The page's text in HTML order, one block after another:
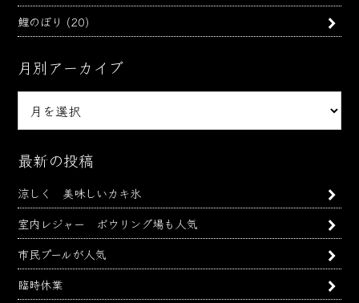
鯉のぼり (20)
月別アーカイブ
ー
イ
ブ
最新の投稿
涼しく 美味しいカキ氷
室内レジャー ボウリング場も人気
市民プールが人気
臨時休業